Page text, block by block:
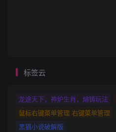
标签云
龙途天下，神炉生肖，熔铸玩法
鼠标右键菜单管理 右键菜单管理
黑猫小说破解版